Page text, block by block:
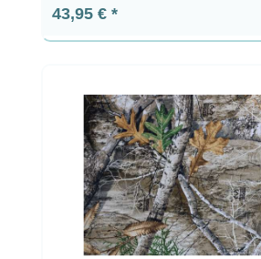
Precio normal:
43,95 €